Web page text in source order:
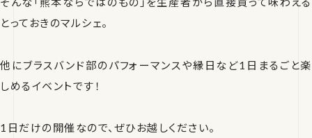
とっておきのマルシェ。
他にブラスバンド部のパフォーマンスや縁日など1日まるごと楽
しめるイベントです！
1日だけの開催なので、ぜひお越しください。